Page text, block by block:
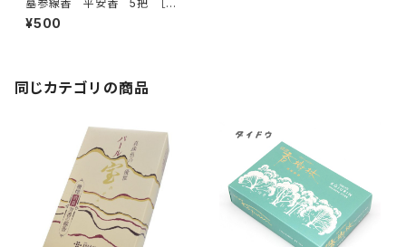
墓参線香 平安香 5把 ［お
彼岸・お墓参り］
¥500
同じカテゴリの商品